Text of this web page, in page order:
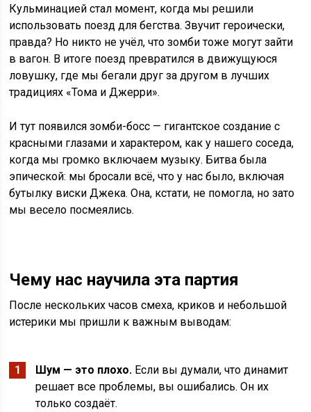
Кульминацией стал момент, когда мы решили
использовать поезд для бегства. Звучит героически,
правда? Но никто не учёл, что зомби тоже могут зайти
в вагон. В итоге поезд превратился в движущуюся
ловушку, где мы бегали друг за другом в лучших
традициях «Тома и Джерри».
И тут появился зомби-босс — гигантское создание с
красными глазами и характером, как у нашего соседа,
когда мы громко включаем музыку. Битва была
эпической: мы бросали всё, что у нас было, включая
бутылку виски Джека. Она, кстати, не помогла, но зато
мы весело посмеялись.
Чему нас научила эта партия
После нескольких часов смеха, криков и небольшой
истерики мы пришли к важным выводам:
Шум — это плохо. Если вы думали, что динамит
решает все проблемы, вы ошибались. Он их
только создаёт.